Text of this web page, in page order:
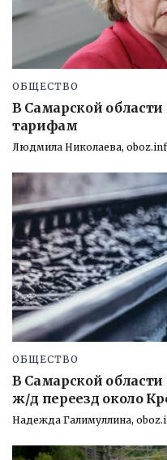
ОБЩЕСТВО
В Самарской
тарифам
Людмила Николаева,
ОБЩЕСТВО
В Самарской
ж/д переезд около
Надежда Галимуллина,